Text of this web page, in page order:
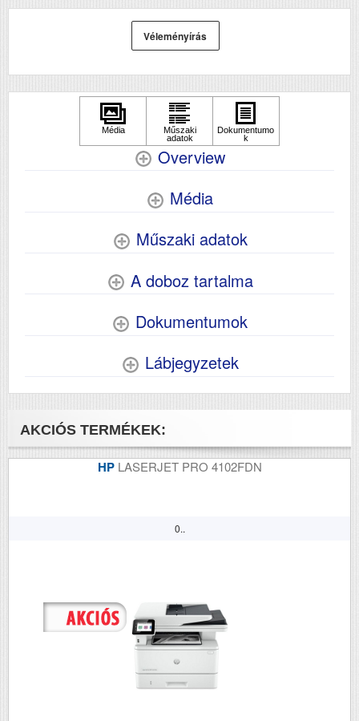
lapolvasó)
DADF (automatikus
kétoldalas lapolvasás)
elkészítési ideje (mp)
Első színes nyomat
elkészítési ideje (mp)
5
Papírkapacitás
Felbontás (dpi)
Papírsúly g/m2
Tömeg (kg)
Méretek (ma x szé x mé mm)
179x375x347
Véleményírás
Overview
Média
Műszaki adatok
A doboz tartalma
Dokumentumok
Lábjegyzetek
AKCIÓS TERMÉKEK:
HP LASERJET PRO 4102FDN
0..